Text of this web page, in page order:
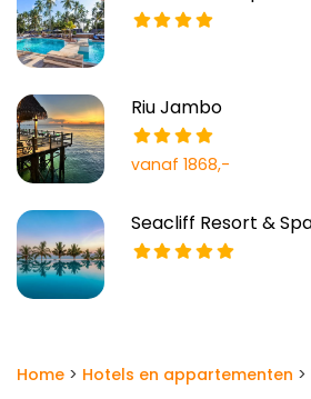
Riu Jambo
vanaf 1868,-
Seacliff Resort &
Home > Hotels en appartementen